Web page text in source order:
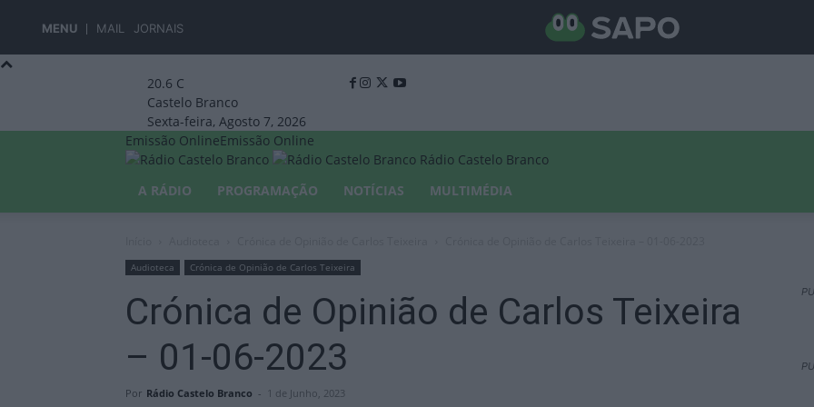
MENU MAIL JORNAIS
20.6 C
Castelo Branco
Sexta-feira, Agosto 7, 2026
Emissão OnlineEmissão Online
Rádio Castelo Branco
A RÁDIO
PROGRAMAÇÃO NOTÍCIAS MULTIMÉDIA
Audioteca Crónica de Opinião de Carlos Teixeira
Crónica de Opinião de Carlos Teixeira
– 01-06-2023
Por Rádio Castelo Branco - 1 de Junho, 2023